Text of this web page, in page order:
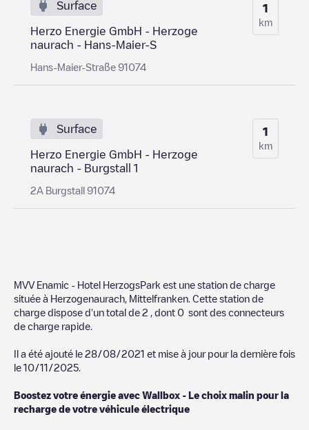
Surface
Herzo Energie GmbH - Herzoge
naurach - Hans-Maier-S
Hans-Maier-Straße 91074
1
km
Surface
Herzo Energie GmbH - Herzoge
naurach - Burgstall 1
2A Burgstall 91074
1
km
MVV Enamic - Hotel HerzogsPark est une station de charge
située à Herzogenaurach Mittelfranken . Cette station de
charge dispose d'un total de 2 , dont 0 sont des connecteurs
de charge rapide.
Il a été ajouté le 28/08/2021 et mise à jour pour la dernière fois
le 10/11/2025
Boostez votre énergie avec Wallbox - Le choix malin pour la
recharge de votre véhicule électrique